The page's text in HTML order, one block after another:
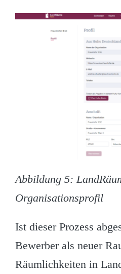
Abbildung 5:
Organisationsprofil
Ist dieser Prozess
Bewerber als neuer
Räumlichkeiten in